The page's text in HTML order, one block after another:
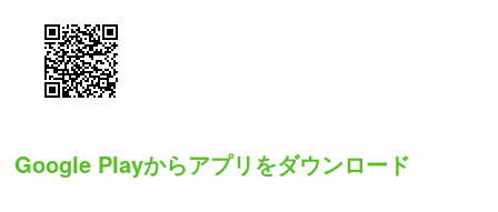
Google Playからアプリをダウンロード